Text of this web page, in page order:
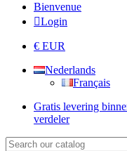
Bienvenue
Login
€ EUR
Nederlands
Français
Gratis levering
verdeler